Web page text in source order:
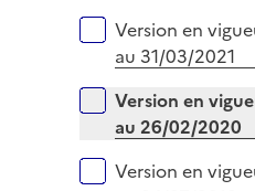
Version en
au 31/03/2021
Version en
au 26/02/2020
Version en